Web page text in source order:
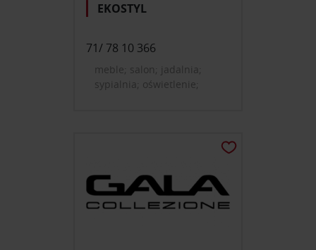
EKOSTYL
71/ 78 10 366
meble; salon; jadalnia;
sypialnia; oświetlenie;